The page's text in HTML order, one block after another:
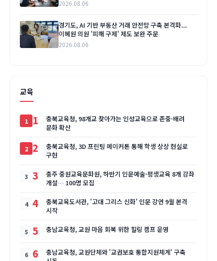
2026.08.06
경기도, AI 기반 부동산 거래 안전망 구축 본격화...
이혜원 의원 '피해 구제' 제도 보완 주문
2026.08.06
교육
1
충북교육청, 98개교 찾아가는 인성교육으로 존중·배려
문화 확산
2
충북교육청, 3D 프린팅 메이커톤 통해 학생 상상 현실로
구현
3
충주 중원교육문화원, 하반기 인문예술·평생교육 8개 강좌
개설… 100명 모집
4
충북교육도서관, '고대 그리스 신화' 인문 강연 9월 본격
시작
5 충남교육청, 교원 마음 회복 위한 힐링 캠프 운영
6
충남교육청, 교원단체와 '교권보호 통합지원체계' 구축